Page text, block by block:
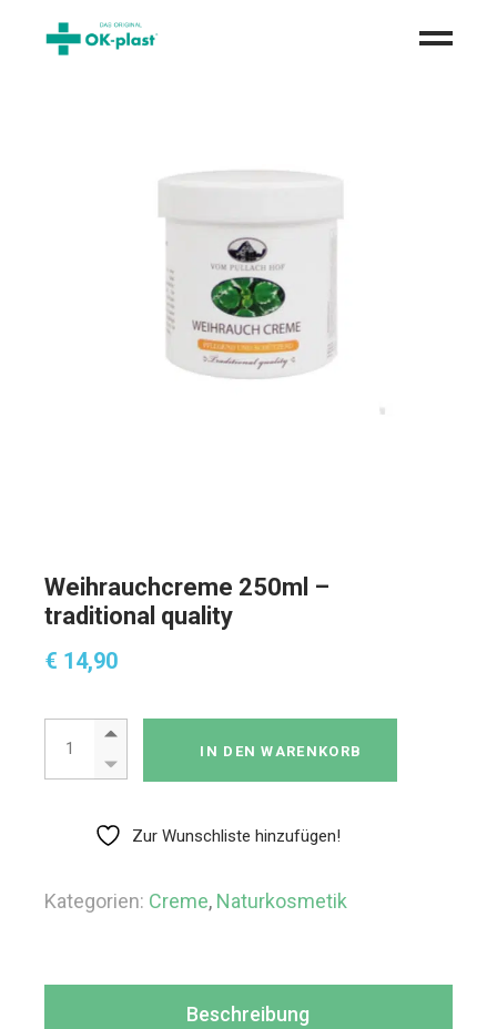
Weihrauchcreme 250ml –
traditional quality
€ 14,90
Weihrauchcreme 250ml - traditional quality Menge
IN DEN WARENKORB
Zur Wunschliste hinzufügen!
Kategorien: Creme, Naturkosmetik
Beschreibung